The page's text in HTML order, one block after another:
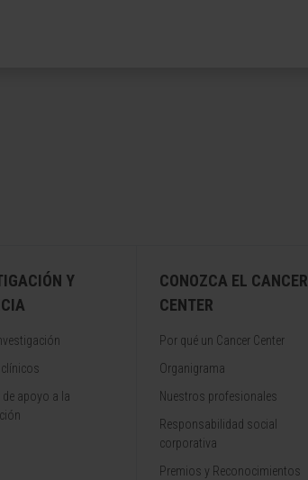
Y
apoyo a la
CONOZCA EL CANCER
CENTER
Por qué un Cancer Center
Organigrama
Nuestros profesionales
Responsabilidad social
corporativa
Premios y Reconocimientos